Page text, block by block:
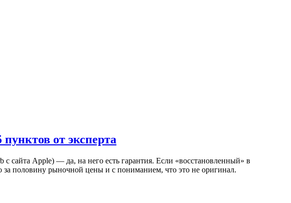
от эксперта
сайта Apple) — да, на него есть гарантия. Если «восстановленный» в
за половину рыночной цены и с пониманием, что это не оригинал.